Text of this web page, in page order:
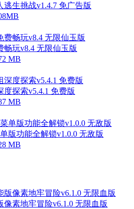
生挑战v1.4.7 免广告版
玩v8.4 无限仙玉版
MB
探索v5.4.1 免费版
MB
版功能全解锁v1.0.0 无敌版
MB
像素地牢冒险v6.1.0 无限血版